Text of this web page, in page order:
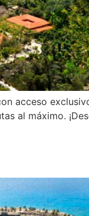
acceso
al máximo.